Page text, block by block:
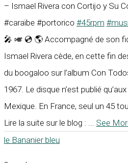
– Ismael Rivera con Cortijo y Su
#caraïbe #portorico #45rpm
🎤 🎺 💿 🌎 Accompagné de son
Ismael Rivera cède, en cette fin
du boogaloo sur l’album Con
1967. Le disque n’est publié
Mexique. En France, seul un 45
Lire la suite sur le blog :
See
le Bananier bleu